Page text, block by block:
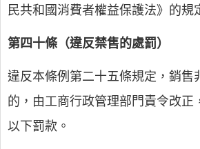
民共和國消費者權益保護法》的規
第四十條（違反禁售的處罰）
違反本條例第二十五條規定，銷售
的，由工商行政管理部門責令改正
以下罰款。